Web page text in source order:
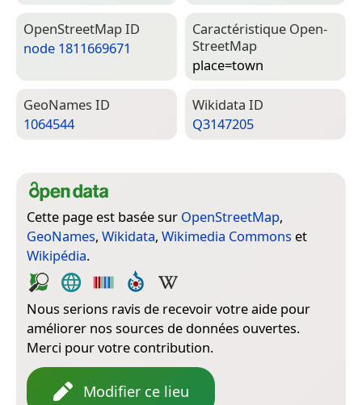
Open­Street­Map ID
node 1811669671
Caractéristique Open­
Street­Map
place=­town
Geo­Names ID
1064544
Wiki­data ID
Q3147205
Cette page est basée sur OpenStreetMap,
GeoNames, Wikidata, Wikimedia Commons et
Wikipédia.
Nous serions ravis de recevoir votre aide pour
améliorer nos sources de données ouvertes.
Merci pour votre contribution.
Modifier ce lieu